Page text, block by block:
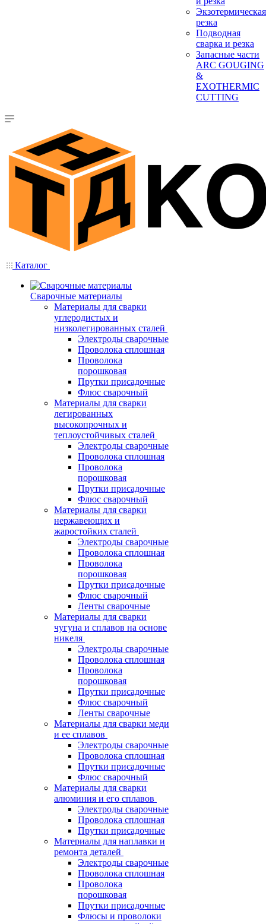
Экзотермическая
резка
Подводная
сварка и резка
Запасные части
ARC GOUGING
&
EXOTHERMIC
CUTTING
Каталог
Сварочные материалы
Материалы для сварки
углеродистых и
низколегированных сталей
Электроды сварочные
Проволока сплошная
Проволока
порошковая
Прутки присадочные
Флюс сварочный
Материалы для сварки
легированных
высокопрочных и
теплоустойчивых сталей
Электроды сварочные
Проволока сплошная
Проволока
порошковая
Прутки присадочные
Флюс сварочный
Материалы для сварки
нержавеющих и
жаростойких сталей
Электроды сварочные
Проволока сплошная
Проволока
порошковая
Прутки присадочные
Флюс сварочный
Ленты сварочные
Материалы для сварки
чугуна и сплавов на основе
никеля
Электроды сварочные
Проволока сплошная
Проволока
порошковая
Прутки присадочные
Флюс сварочный
Ленты сварочные
Материалы для сварки меди
и ее сплавов
Электроды сварочные
Проволока сплошная
Прутки присадочные
Флюс сварочный
Материалы для сварки
алюминия и его сплавов
Электроды сварочные
Проволока сплошная
Прутки присадочные
Материалы для наплавки и
ремонта деталей
Электроды сварочные
Проволока сплошная
Проволока
порошковая
Прутки присадочные
Флюсы и проволоки